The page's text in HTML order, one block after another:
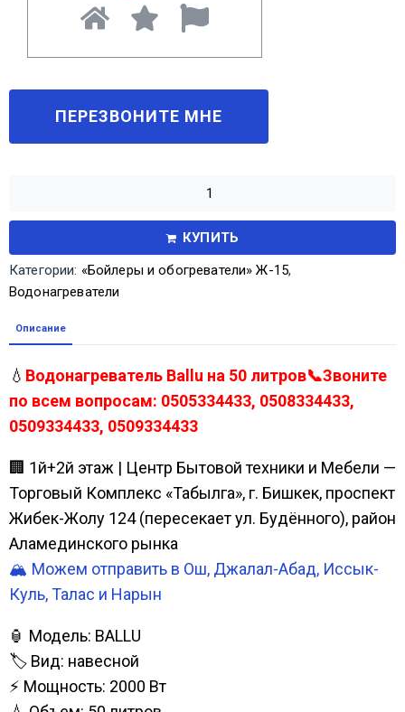
КУПИТЬ
Категории: «Бойлеры и обогреватели» Ж-15,
Водонагреватели
Описание
💧 Водонагреватель Ballu на 50 литров📞Звоните
по всем вопросам: 0505334433, 0508334433,
0509334433, 0509334433
🏢 1й+2й этаж | Центр Бытовой техники и Мебели —
Торговый Комплекс «Табылга», г. Бишкек, проспект
Жибек-Жолу 124 (пересекает ул. Будённого), район
Аламединского рынка
🏔️ Можем отправить в Ош, Джалал-Абад, Иссык-
Куль, Талас и Нарын
🏮 Модель: BALLU
🏷️ Вид: навесной
⚡ Мощность: 2000 Вт